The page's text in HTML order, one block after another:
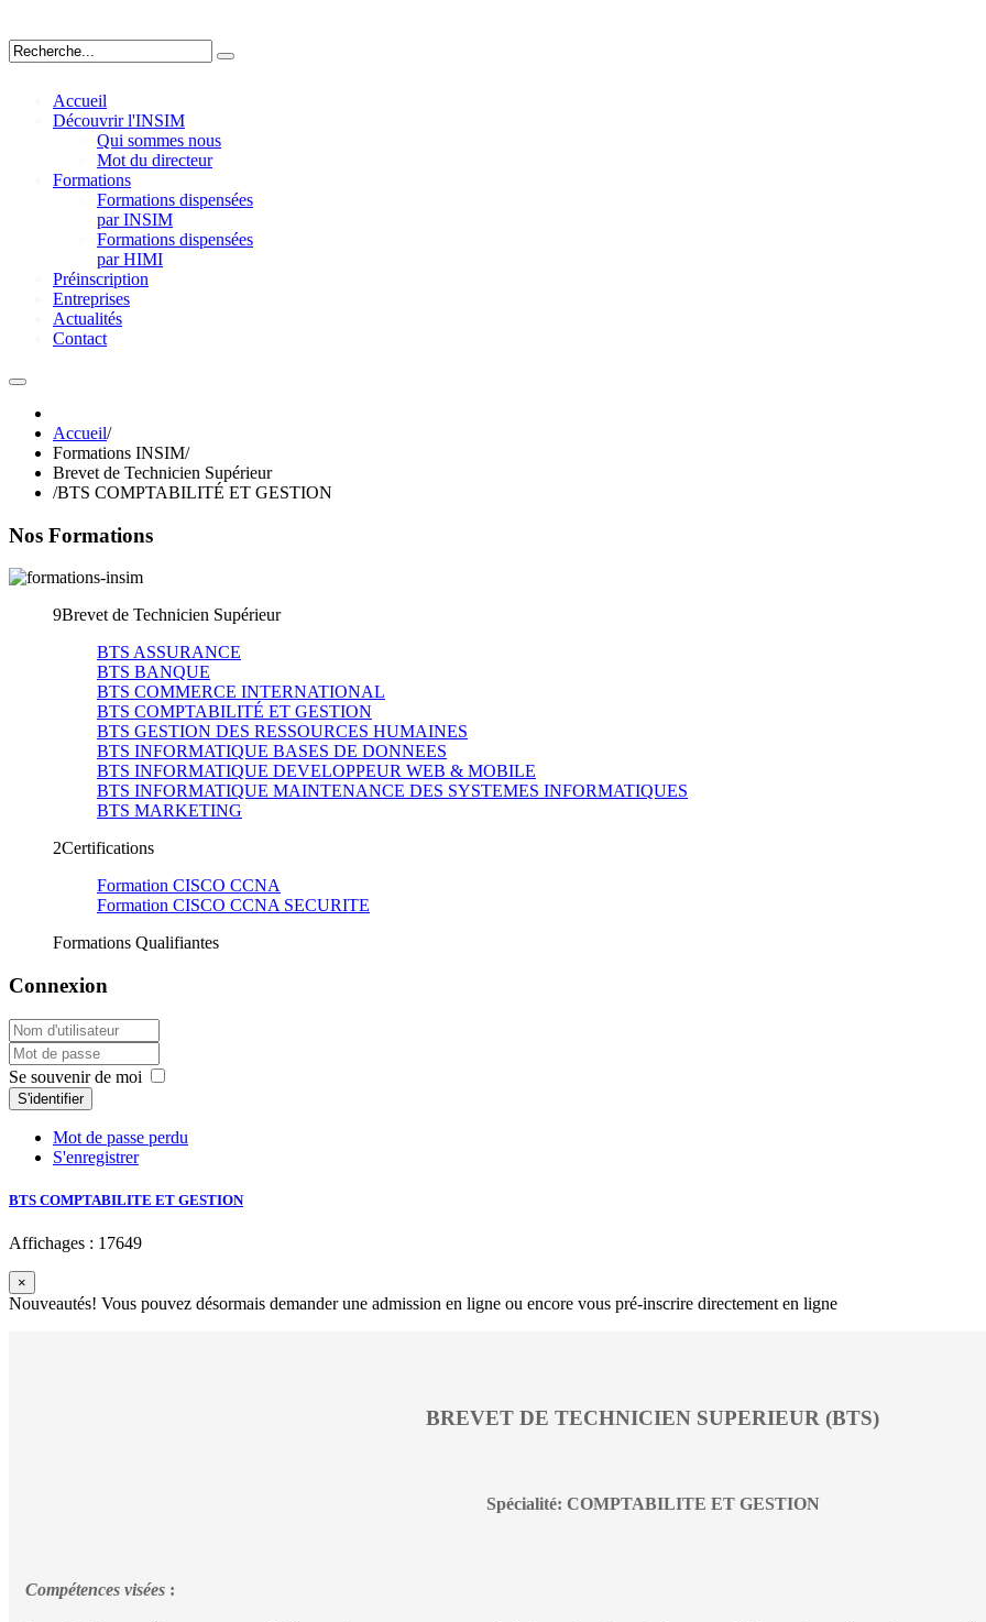
Accueil
Découvrir l'INSIM
Qui sommes nous
Mot du directeur
Formations
Formations dispensées
par INSIM
Formations dispensées
par HIMI
Préinscription
Entreprises
Actualités
Contact
Accueil/
Formations INSIM/
Brevet de Technicien Supérieur
/BTS COMPTABILITÉ ET GESTION
Nos Formations
9Brevet de Technicien Supérieur
BTS ASSURANCE
BTS BANQUE
BTS COMMERCE INTERNATIONAL
BTS COMPTABILITÉ ET GESTION
BTS GESTION DES RESSOURCES HUMAINES
BTS INFORMATIQUE BASES DE DONNEES
BTS INFORMATIQUE DEVELOPPEUR WEB & MOBILE
BTS INFORMATIQUE MAINTENANCE DES SYSTEMES INFORMATIQUES
BTS MARKETING
2Certifications
Formation CISCO CCNA
Formation CISCO CCNA SECURITE
Formations Qualifiantes
Connexion
Se souvenir de moi
S'identifier
Mot de passe perdu
S'enregistrer
BTS COMPTABILITE ET GESTION
Affichages : 17649
×
Nouveautés! Vous pouvez désormais demander une admission en ligne ou encore vous pré-inscrire directement en ligne
BREVET DE TECHNICIEN SUPERIEUR (BTS)
Spécialité: COMPTABILITE ET GESTION
Compétences visées :